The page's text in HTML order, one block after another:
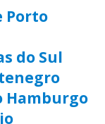
Porto
do Sul
Hamburgo